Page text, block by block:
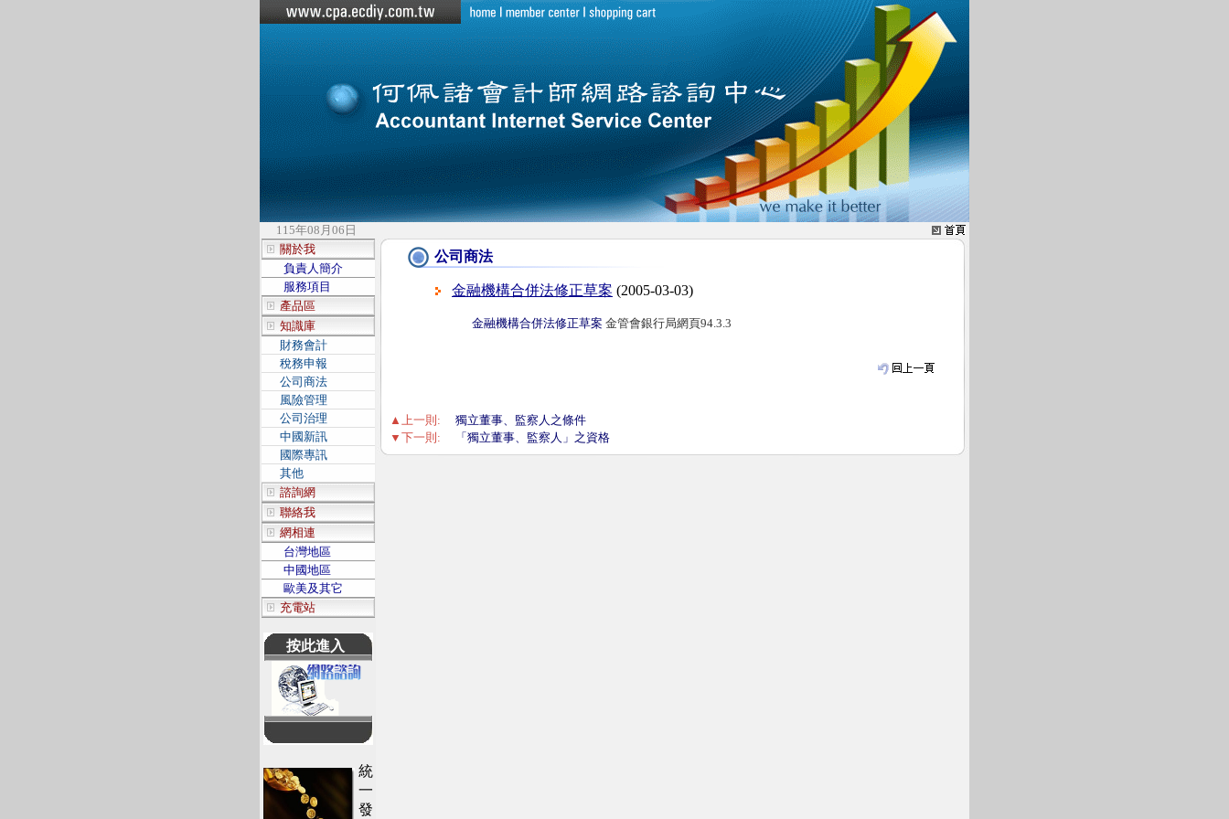
115年08月06日
關於我
負責人簡介
服務項目
產品區
知識庫
財務會計
稅務申報
公司商法
風險管理
公司治理
中國新訊
國際專訊
其他
諮詢網
聯絡我
網相連
台灣地區
中國地區
歐美及其它
充電站
按此進入
統
一
發
公司商法
金融機構合併法修正草案 (2005-03-03)
金融機構合併法修正草案 金管會銀行局網頁94.3.3
▲上一則:
獨立董事、監察人之條件
▼下一則:
「獨立董事、監察人」之資格